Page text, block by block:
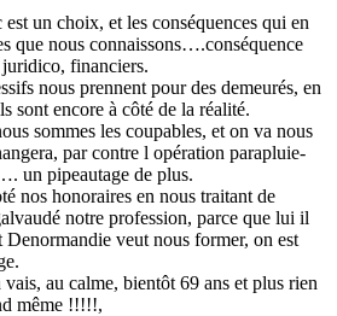
est un choix, et les conséquences qui en
que nous connaissons….conséquence
financiers.
nous prennent pour des demeurés, en
sont encore à côté de la réalité.
sommes les coupables, et on va nous
par contre l opération parapluie-
un pipeautage de plus.
nos honoraires en nous traitant de
notre profession, parce que lui il
veut nous former, on est
au calme, bientôt 69 ans et plus rien
même !!!!!,